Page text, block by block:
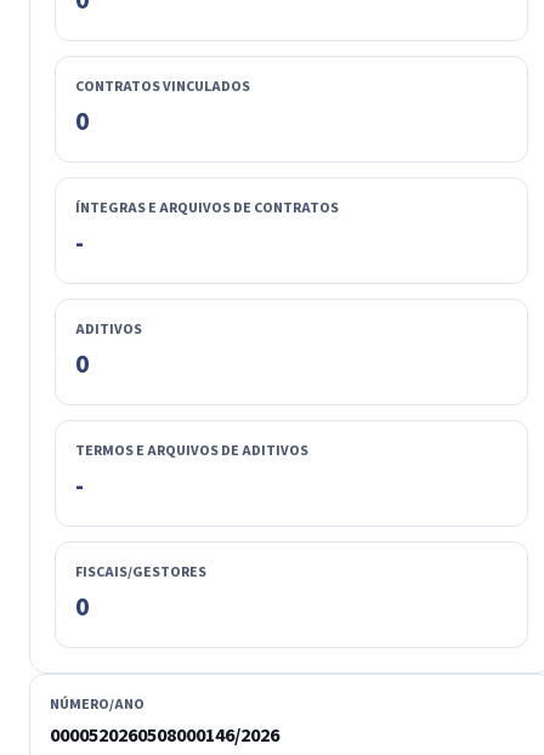
CONTRATOS VINCULADOS
0
ÍNTEGRAS E ARQUIVOS DE CONTRATOS
-
ADITIVOS
0
TERMOS E ARQUIVOS DE ADITIVOS
-
FISCAIS/GESTORES
0
NÚMERO/ANO
0000520260508000146/2026